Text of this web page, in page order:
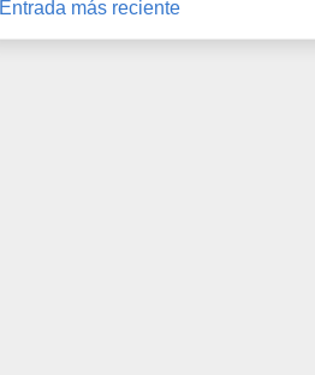
Entrada más reciente